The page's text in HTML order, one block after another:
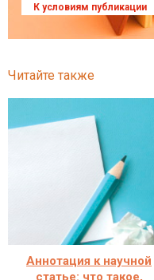
К условиям публикации
Читайте также
Аннотация к научной
статье: что такое,